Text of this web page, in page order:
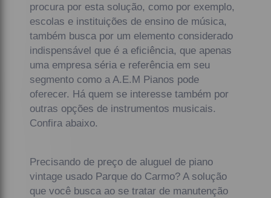
procura por esta solução, como por exemplo,
escolas e instituições de ensino de música,
também busca por um elemento considerado
indispensável que é a eficiência, que apenas
uma empresa séria e referência em seu
segmento como a A.E.M Pianos pode
oferecer. Há quem se interesse também por
outras opções de instrumentos musicais.
Confira abaixo.
Precisando de preço de aluguel de piano
vintage usado Parque do Carmo? A solução
que você busca ao se tratar de manutenção